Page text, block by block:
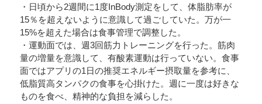
・日頃から2週間に1度InBody測定をして、体脂肪率が
15％を超えないように意識して過ごしていた。万が一
15%を超えた場合は食事管理で調整した。
・運動面では、週3回筋力トレーニングを行った。筋肉
量の増量を意識して、有酸素運動は行っていない。食事
面ではアプリの1日の推奨エネルギー摂取量を参考に、
低脂質高タンパクの食事を心掛けた。週に一度は好きな
ものを食べ、精神的な負担を減らした。